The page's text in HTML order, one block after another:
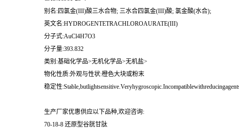
别名:四氯金(III)酸三水合物; 三水合四氯金(III)酸; 氯金酸(水合);
英文名:HYDROGENTETRACHLOROAURATE(III)
分子式:AuCl4H7O3
分子量:393.832
类别:基础化学品>无机化学品>无机盐>
物化性质:外观与性状:橙色大块或粉末
稳定性
生产厂家优惠供应以下品种,欢迎咨询:
70-18-8 还原型谷胱甘肽